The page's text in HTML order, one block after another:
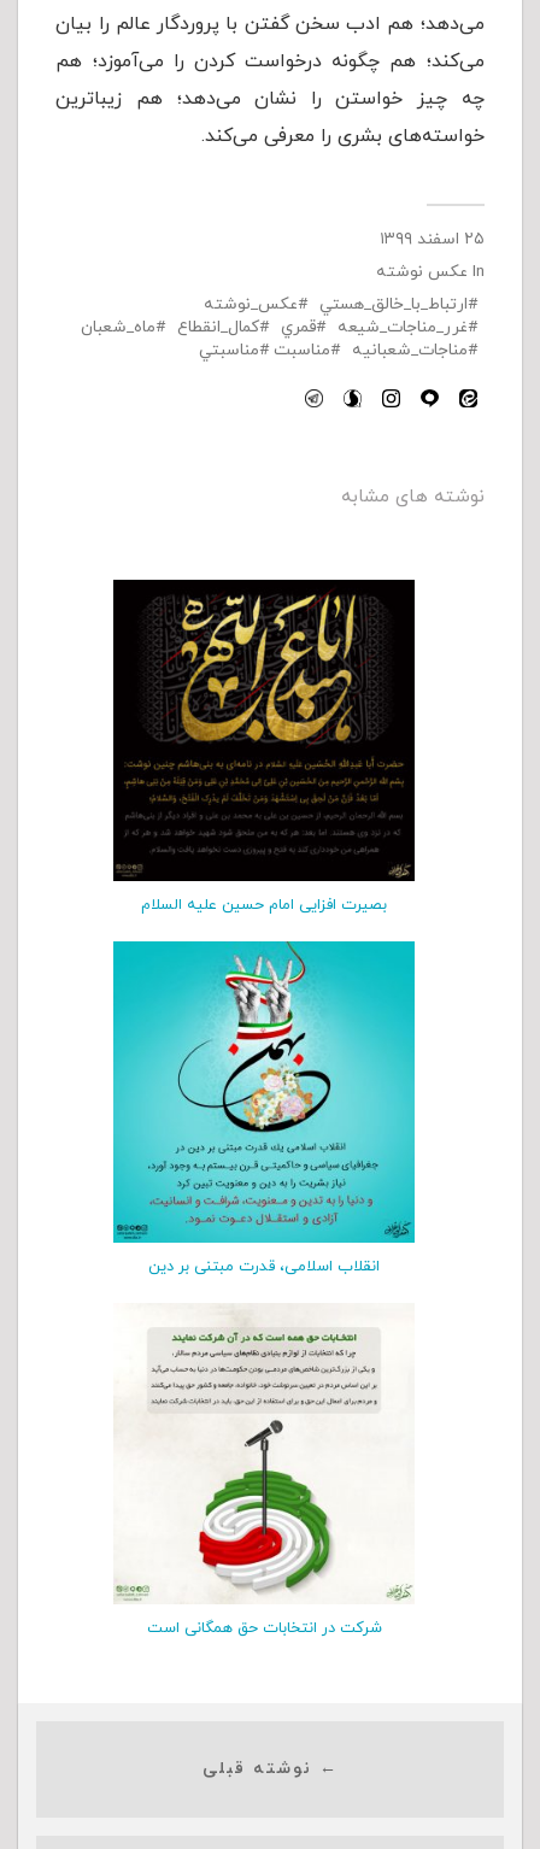
می‌دهد؛ هم ادب سخن گفتن با پروردگار عالم را بیان
می‌کند؛ هم چگونه درخواست کردن را می‌آموزد؛ هم
چه چیز خواستن را نشان می‌دهد؛ هم زيباترين
خواسته‌های بشری را معرفی می‌کند.
۲۵ اسفند ۱۳۹۹
In عکس نوشته
ارتباط_با_خالق_هستي
عكس_نوشته
غرر_مناجات_شيعه
قمري كمال_انقطاع
ماه_شعبان
مناجات_شعبانيه
مناسبت مناسبتي
نوشته های مشابه
بصیرت افزایی امام حسین علیه السلام
انقلاب اسلامی، قدرت مبتنی بر دین
شرکت در انتخابات حق همگانی است
← نوشته قبلی